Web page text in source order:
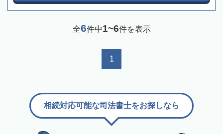
全6件中1~6件を表示
1
相続対応可能な司法書士をお探しなら